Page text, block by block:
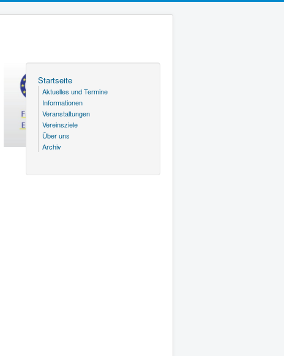
Startseite
Aktuelles und Termine
Informationen
Veranstaltungen
Vereinsziele
Über uns
Archiv